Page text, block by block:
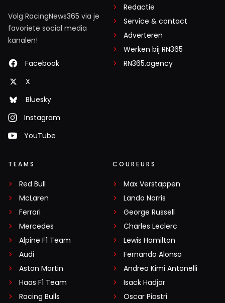
Volg RacingNews365 via je
favoriete social media
kanalen!
Facebook
X
Bluesky
Instagram
YouTube
Redactie
Service & contact
Adverteren
Werken bij RN365
RN365.agency
TEAMS
Red Bull
McLaren
Ferrari
Mercedes
Alpine F1 Team
Audi
Aston Martin
Haas F1 Team
Racing Bulls
COUREURS
Max Verstappen
Lando Norris
George Russell
Charles Leclerc
Lewis Hamilton
Fernando Alonso
Andrea Kimi Antonelli
Isack Hadjar
Oscar Piastri